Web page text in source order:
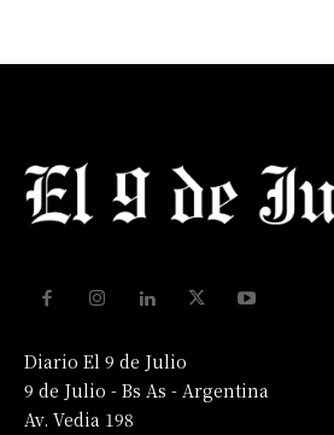
Diario El 9 de Julio
9 de Julio - Bs As - Argentina
Av. Vedia 198